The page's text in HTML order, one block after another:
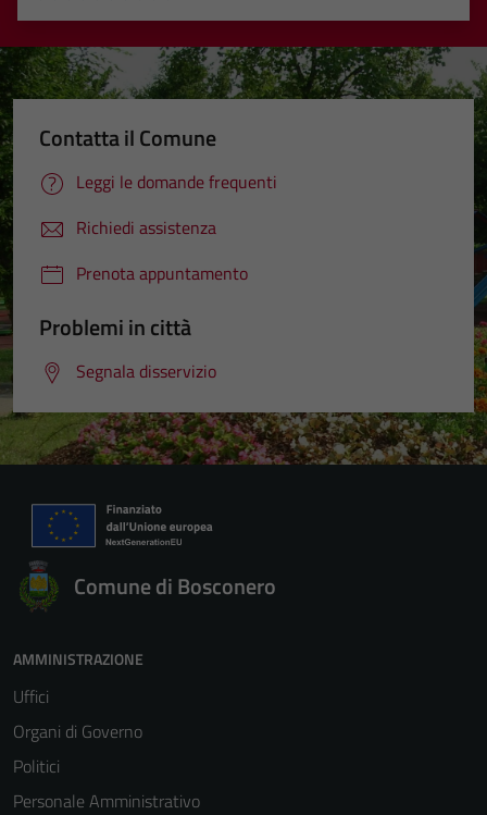
Valuta 5 stelle su 5
Valuta 4 stelle su 5
Valuta 3 stelle su 5
Valuta 2 stelle su 5
Valuta 1 stelle su 5
Contatta il Comune
Leggi le domande frequenti
Richiedi assistenza
Prenota appuntamento
Problemi in città
Segnala disservizio
Comune di Bosconero
AMMINISTRAZIONE
Uffici
Organi di Governo
Politici
Personale Amministrativo